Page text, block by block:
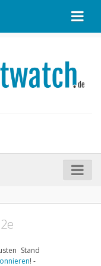
Stand
! -